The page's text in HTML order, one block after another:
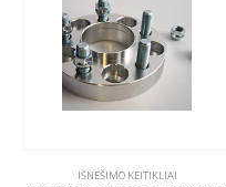
IŠNEŠIMO KEITIKLIAI